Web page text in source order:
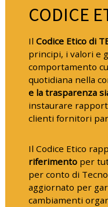
CODICE
Il Codice Etico di
principi, i valori e
comportamento
quotidiana nella
e la trasparenza
instaurare
clienti fornitori
Il Codice Etico
riferimentoper
per conto di
aggiornato per
cambiamenti